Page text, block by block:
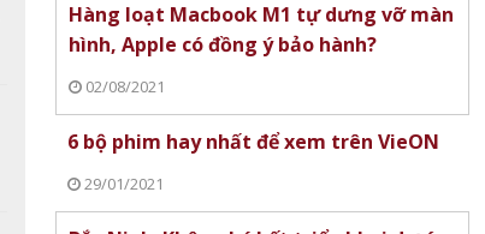
Hàng loạt Macbook M1 tự dưng vỡ màn
hình, Apple có đồng ý bảo hành?
02/08/2021
6 bộ phim hay nhất để xem trên VieON
29/01/2021